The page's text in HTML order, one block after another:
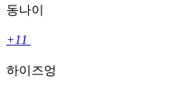
동나이
+11
하이즈엉